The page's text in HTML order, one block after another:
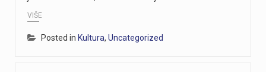
VIŠE
Posted in Kultura, Uncategorized